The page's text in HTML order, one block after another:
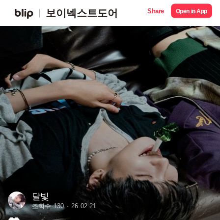
보이넥스트도어 Share Open in App
달빛
조회수 130 26.02.21